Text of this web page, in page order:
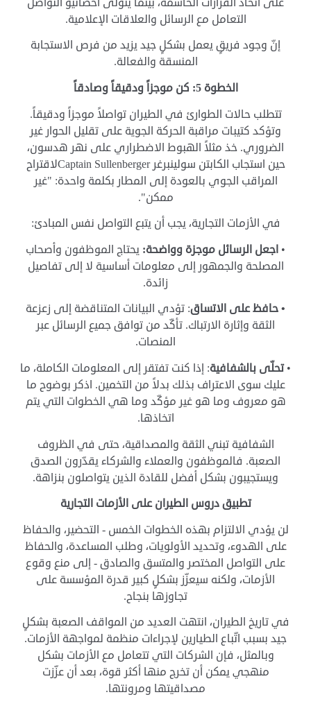
التعامل مع الرسائل والعلاقات الإعلامية.
إنّ وجود فريقٍ يعمل بشكلٍ جيد يزيد من فرص الاستجابة
المنسقة والفعالة.
الخطوة 5: كن موجزاً ودقيقاً وصادقاً
تتطلب حالات الطوارئ في الطيران تواصلاً موجزاً ودقيقاً.
وتؤكد كتيبات مراقبة الحركة الجوية على تقليل الحوار غير
الضروري. خذ مثلاً الهبوط الاضطراري على نهر هدسون،
حين استجاب الكابتن سولينبرغر Captain Sullenbergerلاقتراح
المراقب الجوي بالعودة إلى المطار بكلمة واحدة: "غير
ممكن".
في الأزمات التجارية، يجب أن يتبع التواصل نفس المبادئ:
• اجعل الرسائل موجزة وواضحة: يحتاج الموظفون وأصحاب
المصلحة والجمهور إلى معلومات أساسية لا إلى تفاصيل
زائدة.
• حافظ على الاتساق: تؤدي البيانات المتناقضة إلى زعزعة
الثقة وإثارة الارتباك. تأكّد من توافق جميع الرسائل عبر
المنصات.
•تحلّى بالشفافية: إذا كنت تفتقر إلى المعلومات الكاملة، ما
عليك سوى الاعتراف بذلك بدلاً من التخمين. اذكر بوضوح ما
هو معروف وما هو غير مؤكّد وما هي الخطوات التي يتم
اتخاذها.
الشفافية تبني الثقة والمصداقية، حتى في الظروف
الصعبة. فالموظفون والعملاء والشركاء يقدّرون الصدق
ويستجيبون بشكل أفضل للقادة الذين يتواصلون بنزاهة.
تطبيق دروس الطيران على الأزمات التجارية
لن يؤدي الالتزام بهذه الخطوات الخمس - التحضير، والحفاظ
على الهدوء، وتحديد الأولويات، وطلب المساعدة، والحفاظ
على التواصل المختصر والمتسق والصادق - إلى منع وقوع
الأزمات، ولكنه سيعزّز بشكلٍ كبير قدرة المؤسسة على
تجاوزها بنجاح.
في تاريخ الطيران، انتهت العديد من المواقف الصعبة بشكلٍ
جيد بسبب اتّباع الطيارين لإجراءات منظمة لمواجهة الأزمات.
وبالمثل، فإن الشركات التي تتعامل مع الأزمات بشكل
منهجي يمكن أن تخرج منها أكثر قوة، بعد أن عزّزت
مصداقيتها ومرونتها.